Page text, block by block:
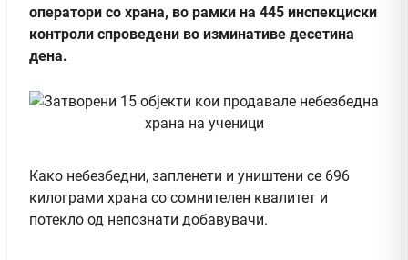
оператори со храна, во рамки на 445 инспекциски
контроли спроведени во изминативе десетина
дена.
Како небезбедни, запленети и уништени се 696
килограми храна со сомнителен квалитет и
потекло од непознати добавувачи.